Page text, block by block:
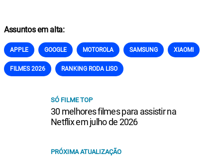
Assuntos em alta:
APPLE GOOGLE MOTOROLA SAMSUNG XIAOMI
FILMES 2026 RANKING RODA LISO
SÓ FILME TOP
30 melhores filmes para assistir na
Netflix em julho de 2026
PRÓXIMA ATUALIZAÇÃO